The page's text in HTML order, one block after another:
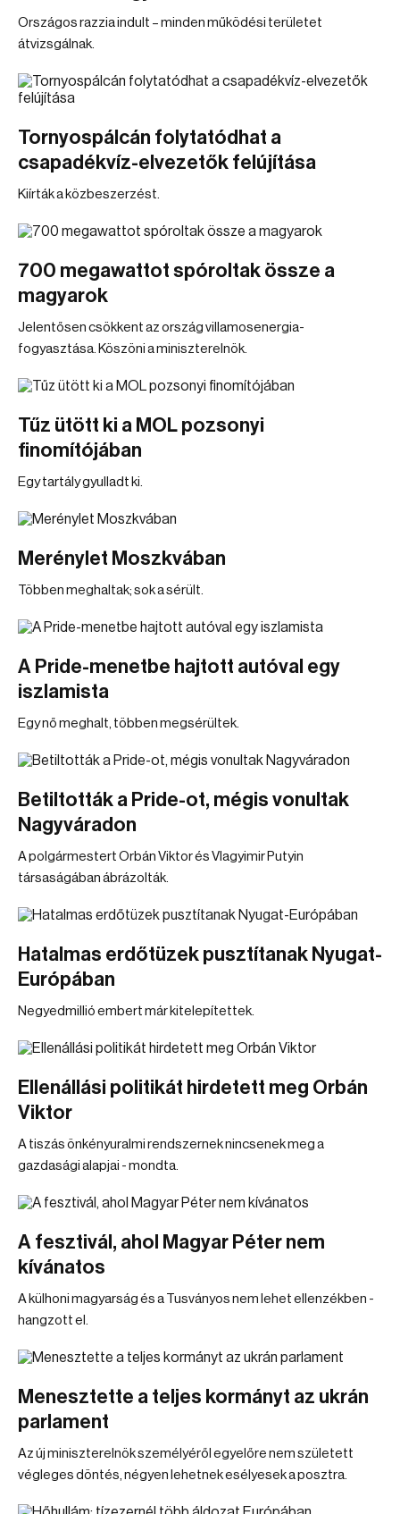
Országos razzia indult – minden működési területet
átvizsgálnak.
Tornyospálcán folytatódhat a
csapadékvíz-elvezetők felújítása
Kiírták a közbeszerzést.
700 megawattot spóroltak össze a
magyarok
Jelentősen csökkent az ország villamosenergia-
fogyasztása. Köszöni a miniszterelnök.
Tűz ütött ki a MOL pozsonyi
finomítójában
Egy tartály gyulladt ki.
Merénylet Moszkvában
Többen meghaltak; sok a sérült.
A Pride-menetbe hajtott autóval egy
iszlamista
Egy nő meghalt, többen megsérültek.
Betiltották a Pride-ot, mégis vonultak
Nagyváradon
A polgármestert Orbán Viktor és Vlagyimir Putyin
társaságában ábrázolták.
Hatalmas erdőtüzek pusztítanak Nyugat-
Európában
Negyedmillió embert már kitelepítettek.
Ellenállási politikát hirdetett meg Orbán
Viktor
A tiszás önkényuralmi rendszernek nincsenek meg a
gazdasági alapjai - mondta.
A fesztivál, ahol Magyar Péter nem
kívánatos
A külhoni magyarság és a Tusványos nem lehet ellenzékben -
hangzott el.
Menesztette a teljes kormányt az ukrán
parlament
Az új miniszterelnök személyéről egyelőre nem született
végleges döntés, négyen lehetnek esélyesek a posztra.